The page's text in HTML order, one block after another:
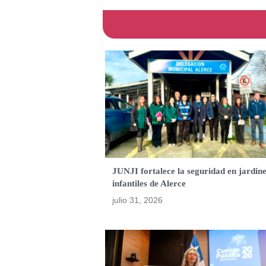
JUNJI fortalece la seguridad en
infantiles de Alerce
julio 31, 2026